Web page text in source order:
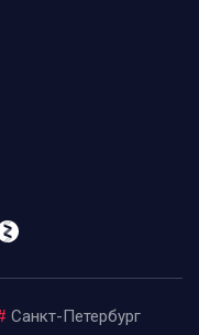
Санкт-Петербург